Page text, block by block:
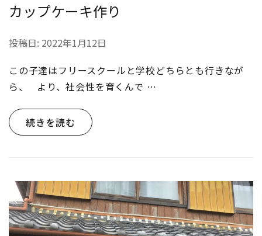
カップケーキ作り
投稿日: 2022年1月12日
この子達はフリースクールと学校どちらとも行きなが
ら、 より、社会性を育くんで …
続きを読む